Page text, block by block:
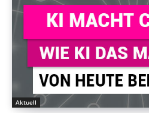
Aktuell